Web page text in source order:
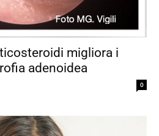
migliora i
adenoidea
0